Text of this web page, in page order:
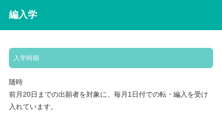
編入学
入学時期
随時
前月20日までの出願者を対象に、毎月1日付での転・編入を受け
入れています。